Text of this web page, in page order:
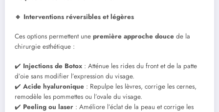
🔹 Interventions réversibles et légères
Ces options permettent une première approche douce de la
chirurgie esthétique :
✔️ Injections de Botox : Atténue les rides du front et de la patte
d’oie sans modifier l’expression du visage.
✔️ Acide hyaluronique : Repulpe les lèvres, corrige les cernes,
remodèle les pommettes ou l’ovale du visage.
✔️ Peeling ou laser : Améliore l’éclat de la peau et corrige les